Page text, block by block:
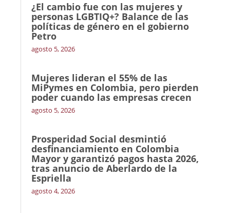
¿El cambio fue con las mujeres y
personas LGBTIQ+? Balance de las
políticas de género en el gobierno
Petro
agosto 5, 2026
Mujeres lideran el 55% de las
MiPymes en Colombia, pero pierden
poder cuando las empresas crecen
agosto 5, 2026
Prosperidad Social desmintió
desfinanciamiento en Colombia
Mayor y garantizó pagos hasta 2026,
tras anuncio de Aberlardo de la
Espriella
agosto 4, 2026